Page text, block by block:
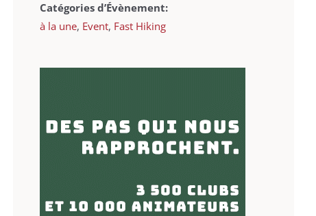
Catégories d’Évènement:
à la une, Event, Fast Hiking